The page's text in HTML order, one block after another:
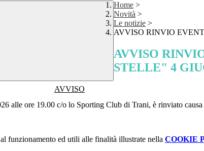
Home >
Novità >
Le notizie >
AVVISO RINVIO
AVVISO
STELLE" 4
AVVISO
alle ore 19.00 c/o lo Sporting Club di Trani, è rinviato
funzionamento ed utili alle finalità illustrate nella COOKIE